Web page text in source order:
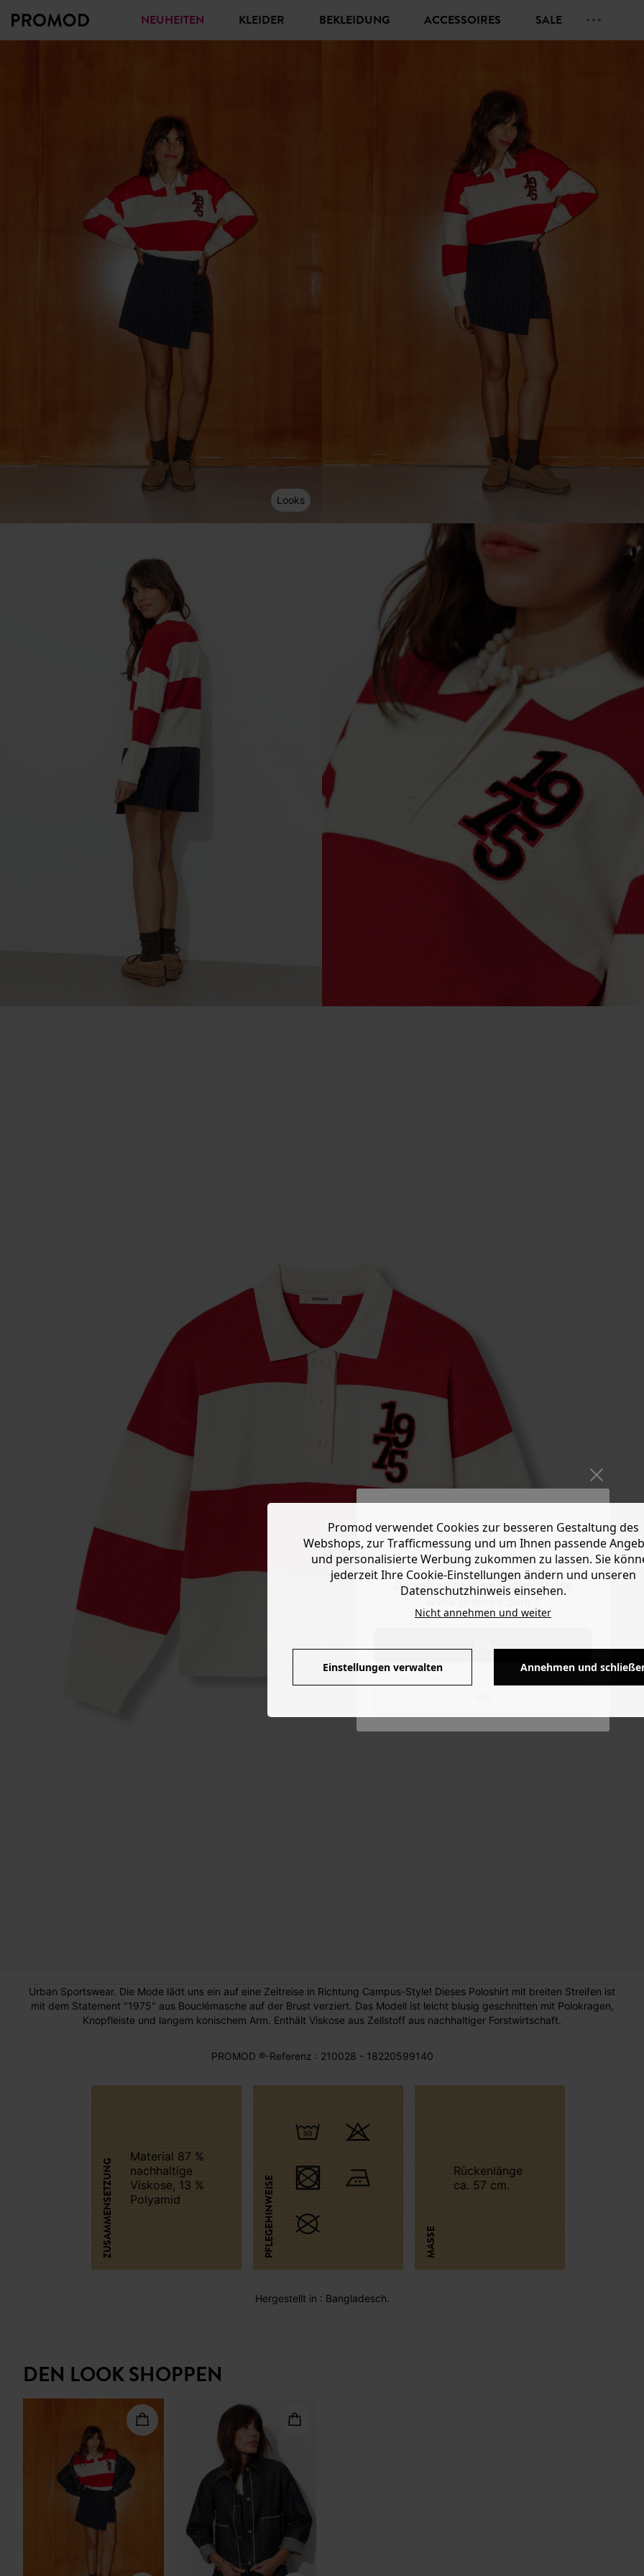
Do you want to be redirected to
NEUHEITEN KLEIDER BEKLEIDUNG ACCESSOIRES SALE
Looks
Urban Sportswear. Die Mode lädt uns ein auf eine Zeitreise in Richtung Campus-Style! Dieses Poloshirt mit breiten Streifen ist
mit dem Statement "1975" aus Bouclémasche auf der Brust verziert. Das Modell ist leicht blusig geschnitten mit Polokragen,
Knopfleiste und langem konischem Arm. Enthält Viskose aus Zellstoff aus nachhaltiger Forstwirtschaft.
PROMOD ®-Referenz : 210028 - 18220599140
ZUSAMMENSETZUNG
Material 87 %
nachhaltige
Viskose, 13 %
Polyamid
PFLEGEHINWEISE MASSE
Rückenlänge
ca. 57 cm.
Hergestellt in : Bangladesch.
DEN LOOK SHOPPEN
Promod verwendet Cookies zur besseren Gestaltung des
Webshops, zur Trafficmessung und um Ihnen passende
und personalisierte Werbung zukommen zu lassen. Sie
jederzeit Ihre Cookie-Einstellungen ändern und unseren
Datenschutzhinweis einsehen.
Nicht annehmen und weiter
Einstellungen verwalten Annehmen und